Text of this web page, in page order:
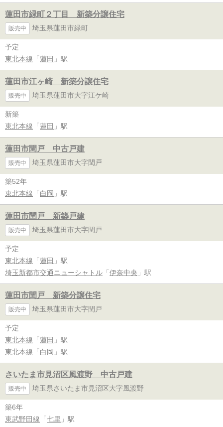
蓮田市緑町２丁目 新築分譲住宅
販売中 埼玉県蓮田市緑町
予定
東北本線 「 蓮田 」駅
蓮田市江ヶ崎 新築分譲住宅
販売中 埼玉県蓮田市大字江ケ崎
新築
東北本線 「 蓮田 」駅
蓮田市閏戸 中古戸建
販売中 埼玉県蓮田市大字閏戸
築52年
東北本線 「 白岡 」駅
蓮田市閏戸 新築戸建
販売中 埼玉県蓮田市大字閏戸
予定
東北本線 「 蓮田 」駅
埼玉新都市交通ニューシャトル 「 伊奈中央 」駅
蓮田市閏戸 新築分譲住宅
販売中 埼玉県蓮田市大字閏戸
予定
東北本線 「 蓮田 」駅
東北本線 「 白岡 」駅
さいたま市見沼区風渡野 中古戸建
販売中 埼玉県さいたま市見沼区大字風渡野
築6年
東武野田線 「 七里 」駅